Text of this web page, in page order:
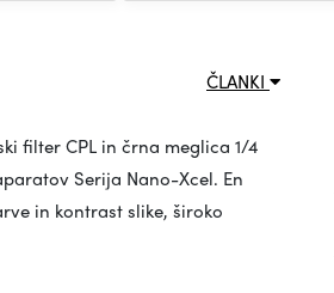
ČLANKI
filter CPL in črna meglica 1/4
Serija Nano-Xcel. En
in kontrast slike, široko